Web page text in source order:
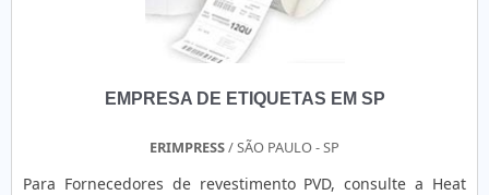
EMPRESA DE ETIQUETAS EM SP
ERIMPRESS/ SÃO PAULO - SP
Para Fornecedores de revestimento PVD, consulte a Heat